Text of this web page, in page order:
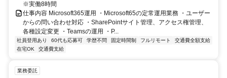
※実働8時間
仕事内容 Microsoft365運用 ・Microsoft65の定常運用業務 ・ユーザー
からの問い合わせ対応 ・SharePointサイト管理、アクセス権管理、
各種設定変更 ・Teamsの運用 ・P...
社員登用あり 60代も応募可 学歴不問 固定時間制 フルリモート
交通費全額支給
在宅OK
交通費支給
業務委託